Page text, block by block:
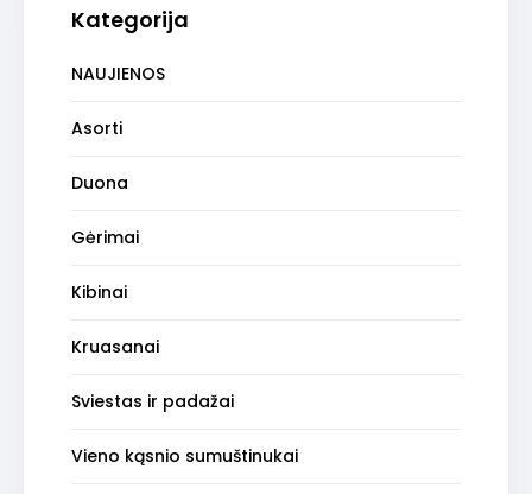
Kategorija
NAUJIENOS
Asorti
Duona
Gėrimai
Kibinai
Kruasanai
Sviestas ir padažai
Vieno kąsnio sumuštinukai